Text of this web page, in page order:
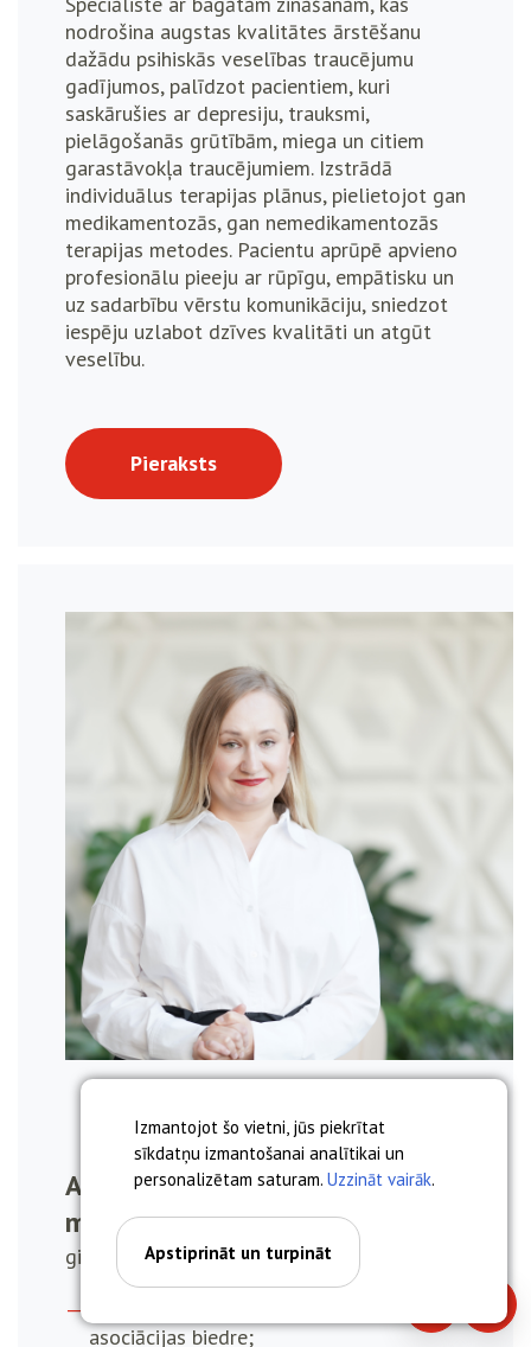
Izmantojot šo vietni, jūs piekrītat
sīkdatņu izmantošanai analītikai un
personalizētam saturam. Uzzināt vairāk.
Apstiprināt un turpināt
nodrošina augstas kvalitātes ārstēšanu
dažādu psihiskās veselības traucējumu
gadījumos, palīdzot pacientiem, kuri
saskārušies ar depresiju, trauksmi,
pielāgošanās grūtībām, miega un citiem
garastāvokļa traucējumiem. Izstrādā
individuālus terapijas plānus, pielietojot gan
medikamentozās, gan nemedikamentozās
terapijas metodes. Pacientu aprūpē apvieno
profesionālu pieeju ar rūpīgu, empātisku un
uz sadarbību vērstu komunikāciju, sniedzot
iespēju uzlabot dzīves kvalitāti un atgūt
veselību.
Pieraksts
Anna Miskova, asoc. prof. Dr.
med.
ginekologs, dzemdību speciālists
asociācijas biedre;